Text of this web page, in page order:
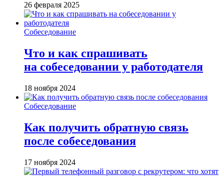
26 февраля 2025
Собеседование
Что и как спрашивать
на собеседовании у работодателя
18 ноября 2024
Собеседование
Как получить обратную связь
после собеседования
17 ноября 2024